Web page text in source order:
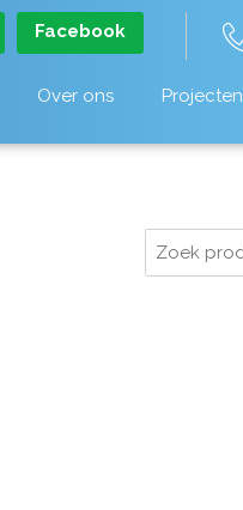
Facebook
Over ons Projecten
Zoeken